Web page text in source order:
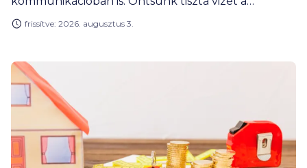
beszélünk, és milyen élethelyzetben lehet
frissítve: 2026. augusztus 3.